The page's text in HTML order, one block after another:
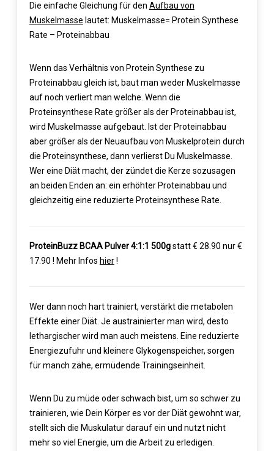
Die einfache Gleichung für den Aufbau von
Muskelmasse lautet: Muskelmasse= Protein Synthese
Rate – Proteinabbau
Wenn das Verhältnis von Protein Synthese zu
Proteinabbau gleich ist, baut man weder Muskelmasse
auf noch verliert man welche. Wenn die
Proteinsynthese Rate größer als der Proteinabbau ist,
wird Muskelmasse aufgebaut. Ist der Proteinabbau
aber größer als der Neuaufbau von Muskelprotein durch
die Proteinsynthese, dann verlierst Du Muskelmasse.
Wer eine Diät macht, der zündet die Kerze sozusagen
an beiden Enden an: ein erhöhter Proteinabbau und
gleichzeitig eine reduzierte Proteinsynthese Rate.
ProteinBuzz BCAA Pulver 4:1:1 500gstatt € 28.90 nur €
17.90 ! Mehr Infos hier!
Wer dann noch hart trainiert, verstärkt die metabolen
Effekte einer Diät. Je austrainierter man wird, desto
lethargischer wird man auch meistens. Eine reduzierte
Energiezufuhr und kleinere Glykogenspeicher, sorgen
für manch zähe, ermüdende Trainingseinheit.
Wenn Du zu müde oder schwach bist, um so schwer zu
trainieren, wie Dein Körper es vor der Diät gewohnt war,
stellt sich die Muskulatur darauf ein und nutzt nicht
mehr so viel Energie, um die Arbeit zu erledigen.